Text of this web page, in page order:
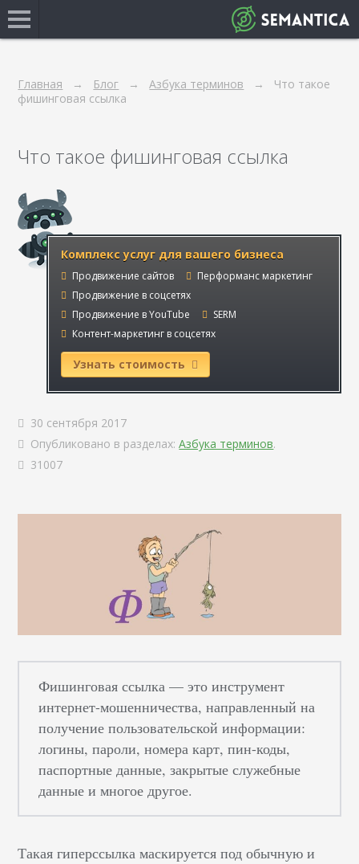
Главная Блог Азбука терминов
Что такое
фишинговая ссылка
Что такое фишинговая ссылка
Комплекс услуг для вашего бизнеса
Продвижение сайтов
Перформанс маркетинг
Продвижение в соцсетях
Продвижение в YouTube
SERM
Контент-маркетинг в соцсетях
Узнать стоимость
30 сентября 2017
Опубликовано в разделах: Азбука терминов.
31007
Фишинговая ссылка — это инструмент
интернет-мошенничества, направленный на
получение пользовательской информации:
логины, пароли, номера карт, пин-коды,
паспортные данные, закрытые служебные
данные и многое другое.
Такая гиперссылка маскируется под обычную и